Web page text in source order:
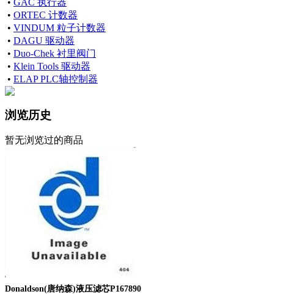
• ORTEC 计数器
• VINDUM 粒子计数器
• DAGU 驱动器
• Duo-Chek 衬里阀门
• Klein Tools 驱动器
• ELAP PLC轴控制器
浏览历史
暂无浏览过的商品
Donaldson(唐纳森)液压滤芯P167890